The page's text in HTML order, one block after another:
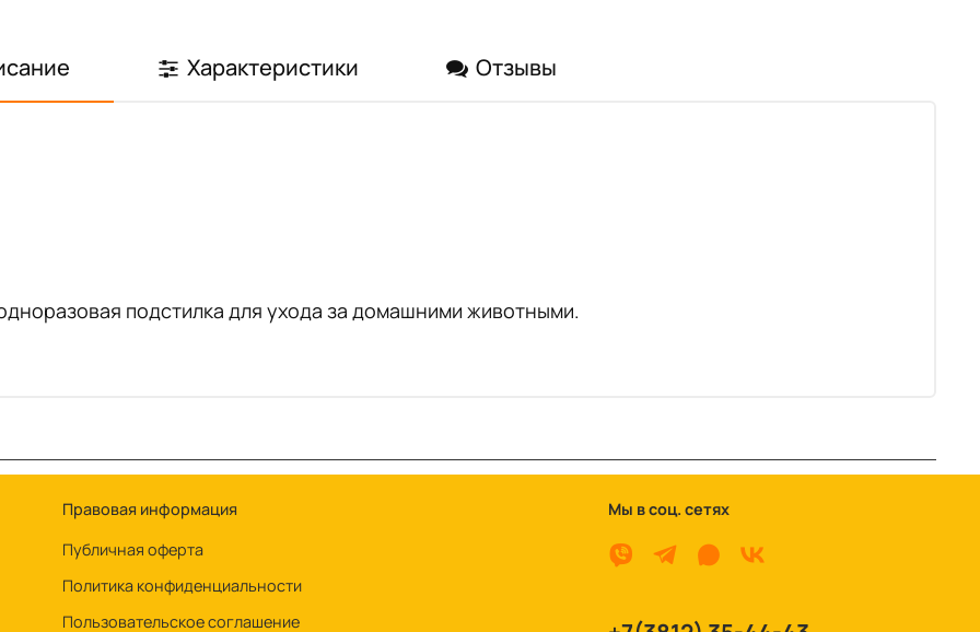
Характеристики Отзывы
подстилка для ухода за домашними животными.
Правовая информация
Публичная оферта
Политика конфиденциальности
Пользовательское соглашение
Мы в соц. сетях